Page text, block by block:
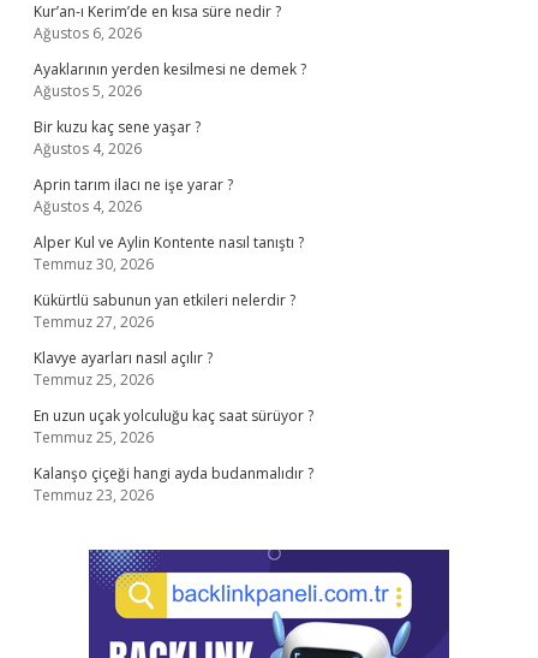
Kur’an-ı Kerim’de en kısa süre nedir ?
Ağustos 6, 2026
Ayaklarının yerden kesilmesi ne demek ?
Ağustos 5, 2026
Bir kuzu kaç sene yaşar ?
Ağustos 4, 2026
Aprin tarım ilacı ne işe yarar ?
Ağustos 4, 2026
Alper Kul ve Aylin Kontente nasıl tanıştı ?
Temmuz 30, 2026
Kükürtlü sabunun yan etkileri nelerdir ?
Temmuz 27, 2026
Klavye ayarları nasıl açılır ?
Temmuz 25, 2026
En uzun uçak yolculuğu kaç saat sürüyor ?
Temmuz 25, 2026
Kalanşo çiçeği hangi ayda budanmalıdır ?
Temmuz 23, 2026